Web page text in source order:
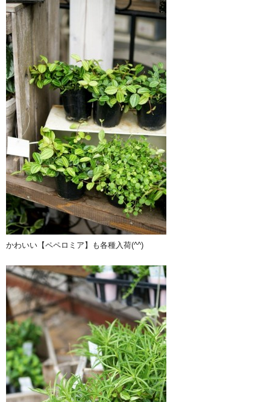
かわいい【ペペロミア】も各種入荷(^^)